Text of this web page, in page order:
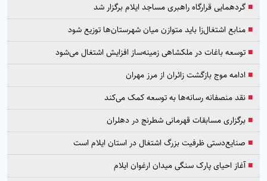
■گردهمایی قرارگاه راهبری مساجد ایلام برگزار شد
■منابع اشتغال‌زا باید متوازن میان شهرستان‌ها توزیع شود
■توسعه باغات در ملکشاهی زمینه‌ساز افزایش اشتغال می‌شود
■ ادامه موج بازگشت زائران از مرز مهران
■نقد منصفانه رسانه‌ها به توسعه کمک می‌کند
■برگزاری مسابقات قهرمانی شطرنج در دهلران
■ صنایع‌دستی ظرفیت بزرگ اشتغال در استان ایلام است
■آغاز احیای پارک سنگی میدان ارغوان ایلام